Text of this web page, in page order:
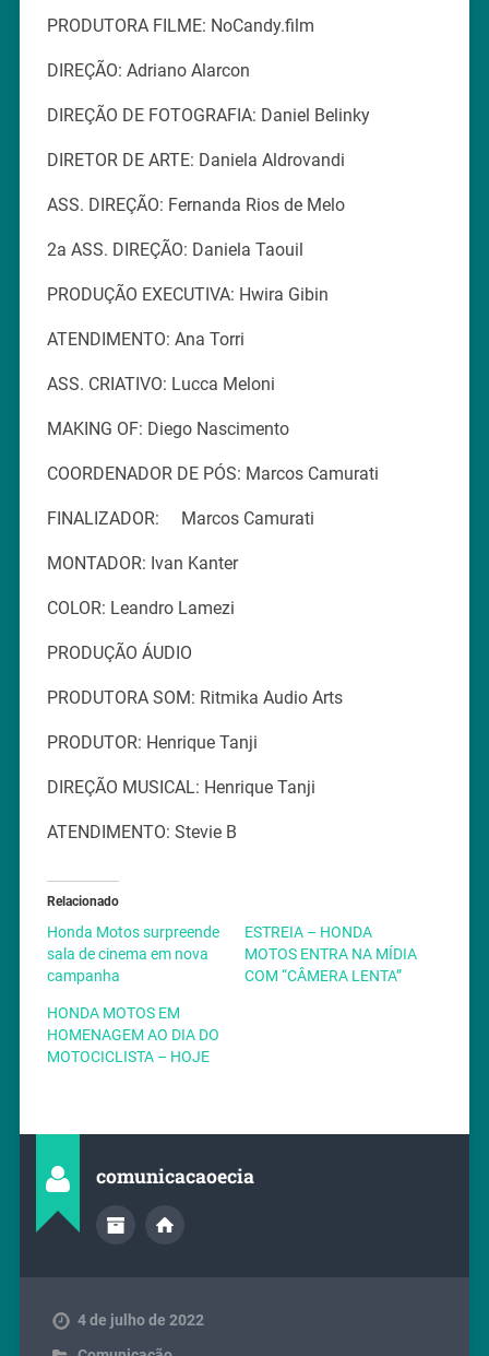
PRODUTORA FILME: NoCandy.film
DIREÇÃO: Adriano Alarcon
DIREÇÃO DE FOTOGRAFIA: Daniel Belinky
DIRETOR DE ARTE: Daniela Aldrovandi
ASS. DIREÇÃO: Fernanda Rios de Melo
2a ASS. DIREÇÃO: Daniela Taouil
PRODUÇÃO EXECUTIVA: Hwira Gibin
ATENDIMENTO: Ana Torri
ASS. CRIATIVO: Lucca Meloni
MAKING OF: Diego Nascimento
COORDENADOR DE PÓS: Marcos Camurati
FINALIZADOR: Marcos Camurati
MONTADOR: Ivan Kanter
COLOR: Leandro Lamezi
PRODUÇÃO ÁUDIO
PRODUTORA SOM: Ritmika Audio Arts
PRODUTOR: Henrique Tanji
DIREÇÃO MUSICAL: Henrique Tanji
ATENDIMENTO: Stevie B
Relacionado
Honda Motos surpreende
sala de cinema em nova
campanha
ESTREIA – HONDA
MOTOS ENTRA NA MÍDIA
COM “CÂMERA LENTA”
HONDA MOTOS EM
HOMENAGEM AO DIA DO
MOTOCICLISTA – HOJE
comunicacaoecia
4 de julho de 2022